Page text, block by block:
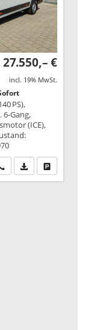
27.550,– €
incl. 19% MwSt.
PS),
6-Gang,
(ICE),
Wir rufen Sie an
PDF-Datei,Drucken,